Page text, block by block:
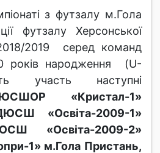
з футзалу м.Гола
футзалу Херсонської
2019 серед команд
років народження (U-
наступні
«Кристал-1»
«Освіта-2009-1»
«Освіта-2009-2»
1» м.Гола Пристань,